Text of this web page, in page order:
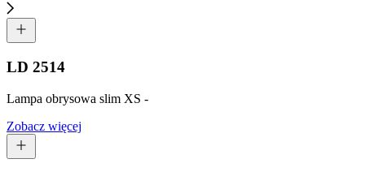
LD 2514
Lampa obrysowa slim XS -
Zobacz więcej